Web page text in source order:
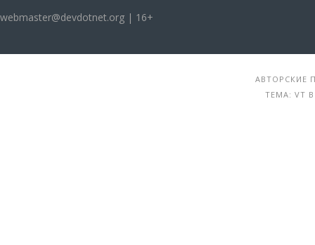
webmaster@devdotnet.org | 16+
АВТОРСКИЕ
ТЕМА: VT